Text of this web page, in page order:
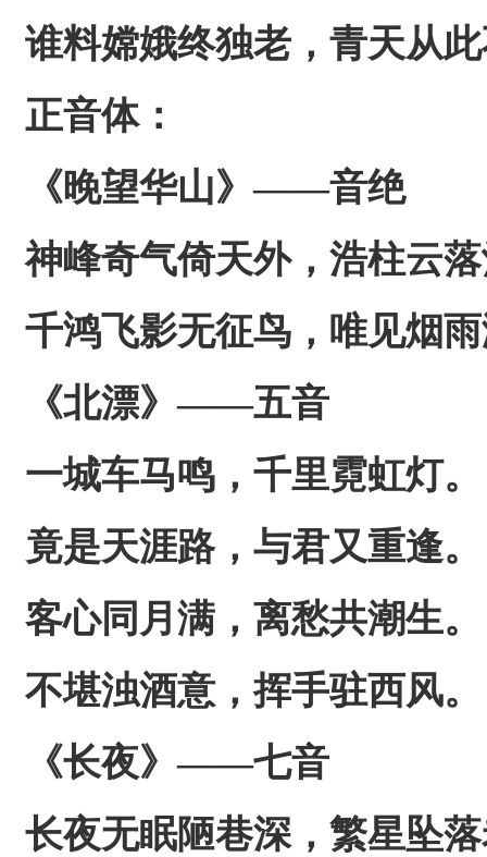
谁料嫦娥终独老，青天从
正音体：
《晚望华山》——音绝
神峰奇气倚天外，浩柱云
千鸿飞影无征鸟，唯见烟
《北漂》——五音
一城车马鸣，千里霓虹灯。
竟是天涯路，与君又重逢。
客心同月满，离愁共潮生。
不堪浊酒意，挥手驻西风。
《长夜》——七音
长夜无眠陋巷深，繁星坠